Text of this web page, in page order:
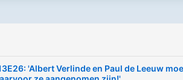
'Albert Verlinde en Paul de Leeuw